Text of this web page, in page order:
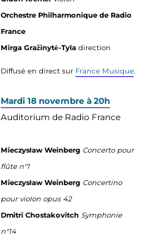
Orchestre Philharmonique de Radio
France
Mirga Gražinytė-Tyla direction
Diffusé en direct sur France Musique.
Mardi 18 novembre à 20h
Auditorium de Radio France
Mieczysław Weinberg Concerto pour
flûte n°1
Mieczysław Weinberg Concertino
pour violon opus 42
Dmitri Chostakovitch Symphonie
n°14